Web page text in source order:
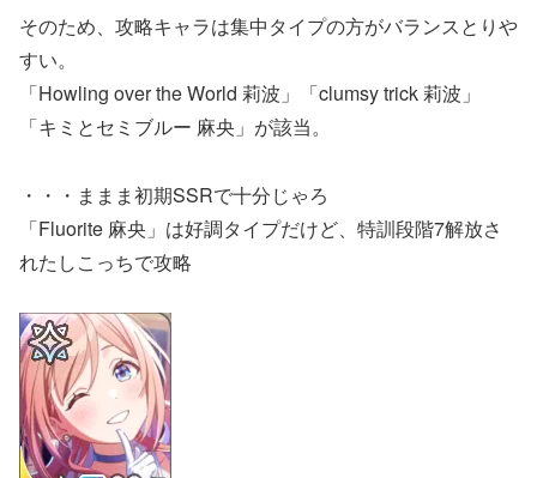
そのため、攻略キャラは集中タイプの方がバランスとりや
すい。
「Howling over the World 莉波」「clumsy trick 莉波」
「キミとセミブルー 麻央」が該当。
・・・ままま初期SSRで十分じゃろ
「Fluorite 麻央」は好調タイプだけど、特訓段階7解放さ
れたしこっちで攻略